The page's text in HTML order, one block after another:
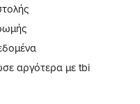
αργότερα με tbi